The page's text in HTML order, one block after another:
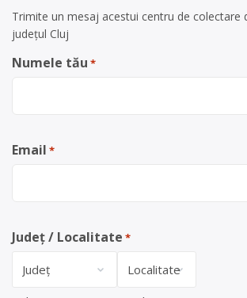
Trimite un mesaj acestui centru de colectare
județul Cluj
Numele tău *
Email *
Județ / Localitate *